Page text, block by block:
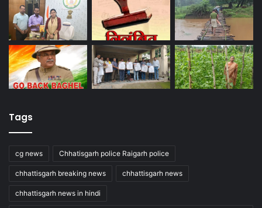
Tags
cg news Chhatisgarh police Raigarh police
chhattisgarh breaking news chhattisgarh news
chhattisgarh news in hindi